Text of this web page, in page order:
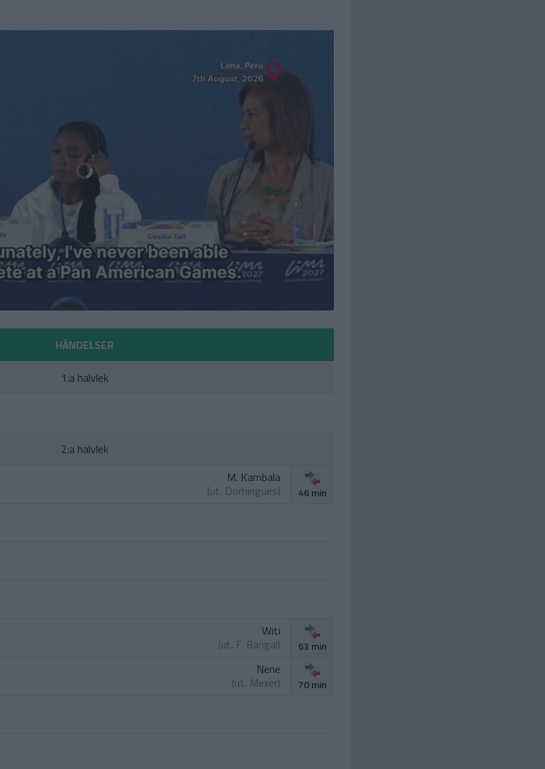
HÄNDELSER
1:a halvlek
2:a halvlek
M. Kambala
(ut. Domingues) 46 min
Witi
(ut. F. Bangal) 63 min
Nene
(ut. Mexer) 70 min